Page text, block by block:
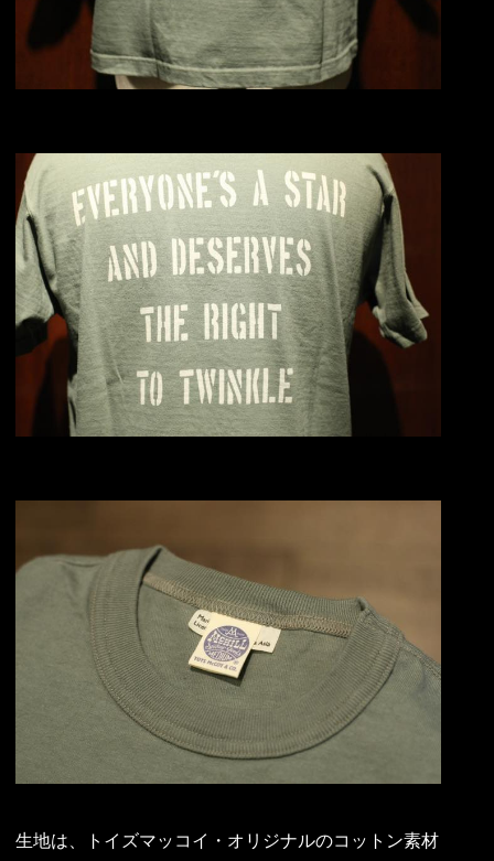
生地は、トイズマッコイ・オリジナルのコットン素材